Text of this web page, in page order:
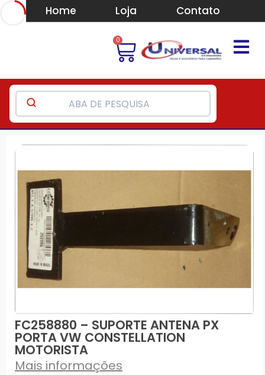
Home Loja Contato
0
FC258880 – SUPORTE ANTENA PX
PORTA VW CONSTELLATION
MOTORISTA
Mais informações